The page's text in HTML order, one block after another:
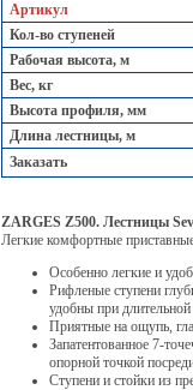
Артикул
Кол-во ступеней
Рабочая высота, м
Вес, кг
Высота профиля, мм
Длина лестницы, м
Заказать
ZARGES Z500. Лестницы
Легкие комфортные
Особенно легкие и
Рифленые ступени
удобны при длительной
Приятные на ощупь,
Запатентованное 7-
опорной точкой
Ступени и стойки из